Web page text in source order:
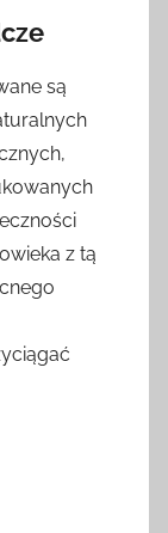
są
z tą